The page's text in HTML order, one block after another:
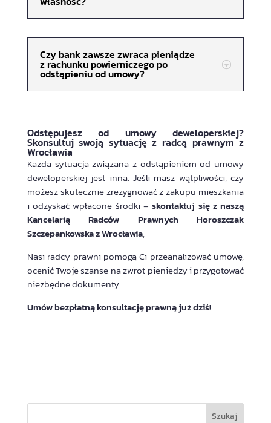
Czy bank zawsze zwraca pieniądze
z rachunku powierniczego po
odstąpieniu od umowy?
Odstępujesz od umowy deweloperskiej?
Skonsultuj swoją sytuację z radcą prawnym z
Wrocławia
Każda sytuacja związana z odstąpieniem od umowy
deweloperskiej jest inna. Jeśli masz wątpliwości, czy
możesz skutecznie zrezygnować z zakupu mieszkania
i odzyskać wpłacone środki –skontaktuj się z naszą
Kancelarią Radców Prawnych Horoszczak
Szczepankowska z Wrocławia,
Nasi radcy prawni pomogą Ci przeanalizować umowę,
ocenić Twoje szanse na zwrot pieniędzy i przygotować
niezbędne dokumenty.
Umówbezpłatną konsultację prawnąjuż dziś!
Szukaj